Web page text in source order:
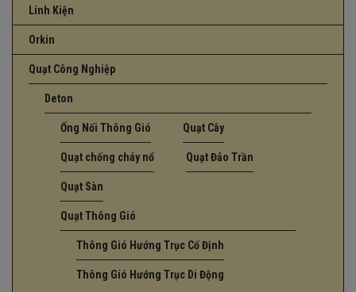
Linh Kiện
Orkin
Quạt Công Nghiệp
Deton
Ống Nối Thông Gió Quạt Cây
Quạt chống cháy nổ Quạt Đảo Trần
Quạt Sàn
Quạt Thông Gió
Thông Gió Hướng Trục Cố Định
Thông Gió Hướng Trục Di Động